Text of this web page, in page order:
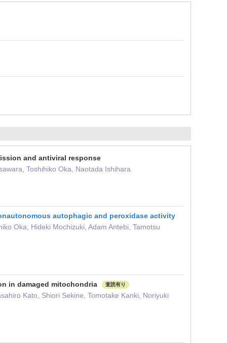
and antiviral response
Toshihiko Oka, Naotada Ishihara
autophagic and peroxidase activity
Oka, Hideki Mochizuki, Adam Antebi, Tamotsu
in damaged mitochondria 査読有り
Kato, Shiori Sekine, Tomotake Kanki, Noriyuki